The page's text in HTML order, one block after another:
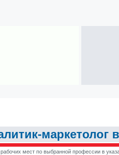
маркетолог
мест по выбранной профессии в